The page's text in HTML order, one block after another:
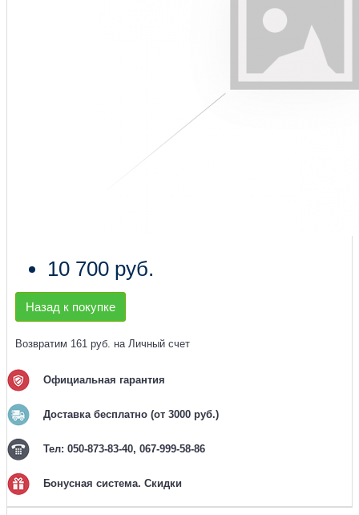
10 700 руб.
Назад к покупке
Возвратим 161 руб. на Личный счет
Официальная гарантия
Доставка бесплатно (от 3000 руб.)
Тел: 050-873-83-40, 067-999-58-86
Бонусная система. Скидки